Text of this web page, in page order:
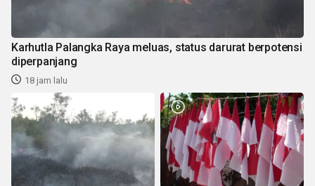
Karhutla Palangka Raya meluas, status darurat berpotensi
diperpanjang
18 jam lalu